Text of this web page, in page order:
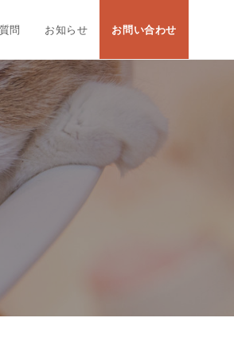
問 お知らせ お問い合わせ